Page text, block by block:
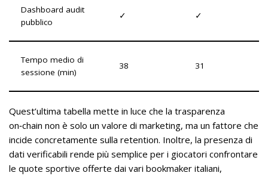
Dashboard audit
pubblico
✓ ✓
Tempo medio di
sessione (min)
38 31
Quest’ultima tabella mette in luce che la trasparenza
on‑chain non è solo un valore di marketing, ma un fattore che
incide concretamente sulla retention. Inoltre, la presenza di
dati verificabili rende più semplice per i giocatori confrontare
le quote sportive offerte dai vari bookmaker italiani,